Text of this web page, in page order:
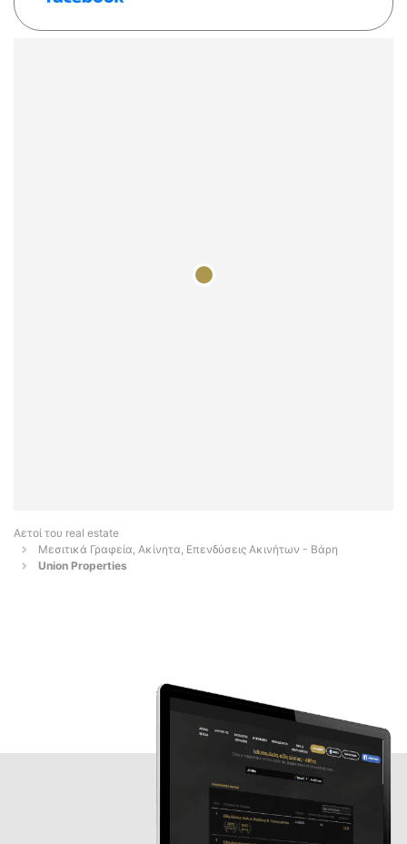
Αετοί του real estate
Μεσιτικά Γραφεία, Ακίνητα, Επενδύσεις Ακινήτων - Βάρη
Union Properties